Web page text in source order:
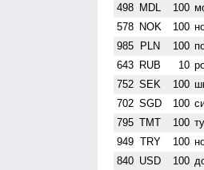
498 MDL 100
578 NOK 100
985 PLN 100
643 RUB 10
752 SEK 100
702 SGD 100
795 TMT 100
949 TRY 100
840 USD 100